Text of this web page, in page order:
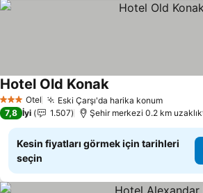
3 YıldızOtel Eski Çarşı'da harika konum
Hotel Old KonakFiyatları görün
7,8 İyi 1.507 Şehir merkezi 0.2 km
Kesin fiyatları görmek için tarihleri
seçin